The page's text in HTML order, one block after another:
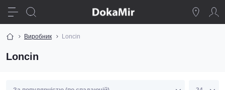
Виробник Loncin
Loncin